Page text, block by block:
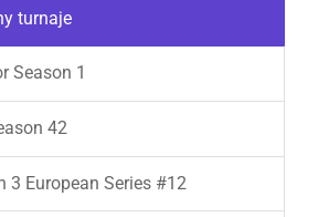
turnaje
Season 1
42
3 European Series #12